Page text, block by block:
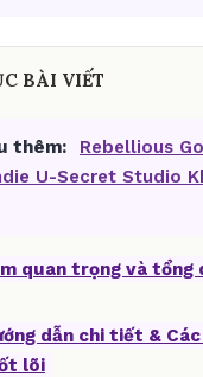
BÀI VIẾT
thêm:
Rebellious
U-Secret Studio
quan trọng và tổng
dẫn chi tiết &
lõi